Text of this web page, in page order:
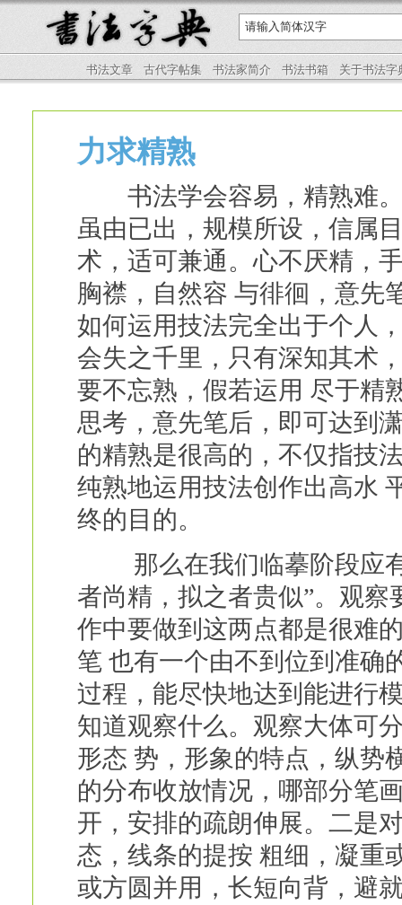
书法文章 古代字帖集 书法家简介 书法书箱 关于书法字
力求精熟
书法学会容易，精熟难。
虽由已出，规模所设，信属
术，适可兼通。心不厌精，
胸襟，自然容 与徘徊，意先
如何运用技法完全出于个人
会失之千里，只有深知其术
要不忘熟，假若运用 尽于精
思考，意先笔后，即可达到
的精熟是很高的，不仅指技
纯熟地运用技法创作出高水
终的目的。
那么在我们临摹阶段应有
者尚精，拟之者贵似”。观
作中要做到这两点都是很难
笔 也有一个由不到位到准确
过程，能尽快地达到能进行
知道观察什么。观察大体可
形态 势，形象的特点，纵势
的分布收放情况，哪部分笔
开，安排的疏朗伸展。二是
态，线条的提按 粗细，凝重
或方圆并用，长短向背，避